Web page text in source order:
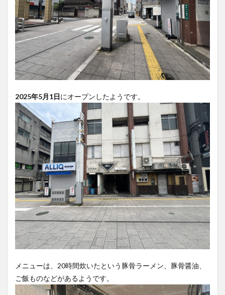
2025年5月1日にオープンしたようです。
メニューは、20時間炊いたという豚骨ラーメン、豚骨醤油、
ご飯ものなどがあるようです。